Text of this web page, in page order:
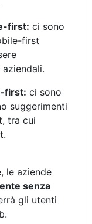
first: ci sono
first
first: ci sono
suggerimenti
tra cui
le aziende
senza
gli utenti